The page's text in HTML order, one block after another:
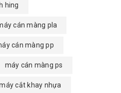
hing
cán màng pla
cán màng pp
máy cán màng ps
cắt khay nhựa